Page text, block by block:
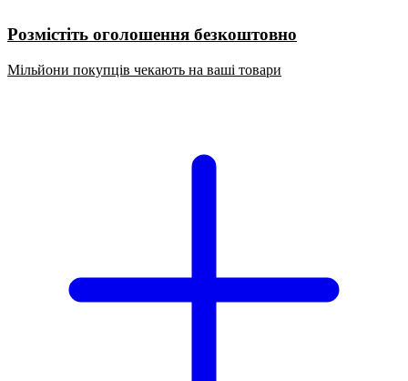
Розмістіть оголошення безкоштовно
Мільйони покупців чекають на ваші товари